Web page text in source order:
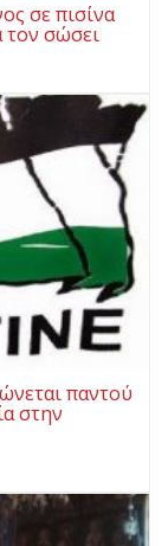
σε πισίνα
τον σώσει
παντού
στην